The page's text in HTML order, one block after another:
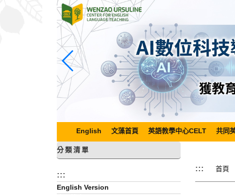
English 文藻首頁 英語教學中心CELT 共同
分類清單
:::
English Version
::: 首頁